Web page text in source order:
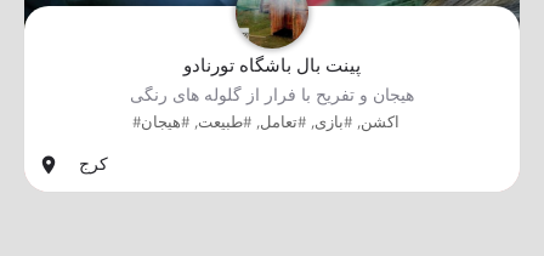
پینت بال باشگاه تورنادو
هیجان و تفریح با فرار از گلوله های رنگی
#اکشن, #بازی, #تعامل, #طبیعت, #هیجان
کرج